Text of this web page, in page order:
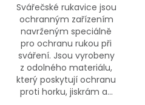
Svářečské rukavice jsou
ochranným zařízením
navrženým speciálně
pro ochranu rukou při
sváření. Jsou vyrobeny
z odolného materiálu,
který poskytují ochranu
proti horku, jiskrám a...